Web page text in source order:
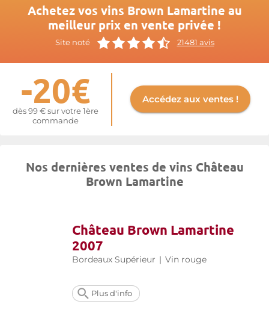
de la terre.
Plus d'informations sur le site de Brown Lamartine
Achetez vos vins Brown Lamartine au
meilleur prix en vente privée !
Site noté 21481 avis
-20€
dès 99 € sur votre 1ère
commande
Accédez aux ventes !
Nos dernières ventes de vins Château
Brown Lamartine
Château Brown Lamartine
2007
Bordeaux Supérieur | Vin rouge
Plus d'info